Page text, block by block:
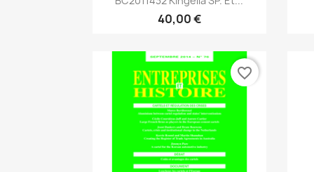
40,00 €
favorite_border